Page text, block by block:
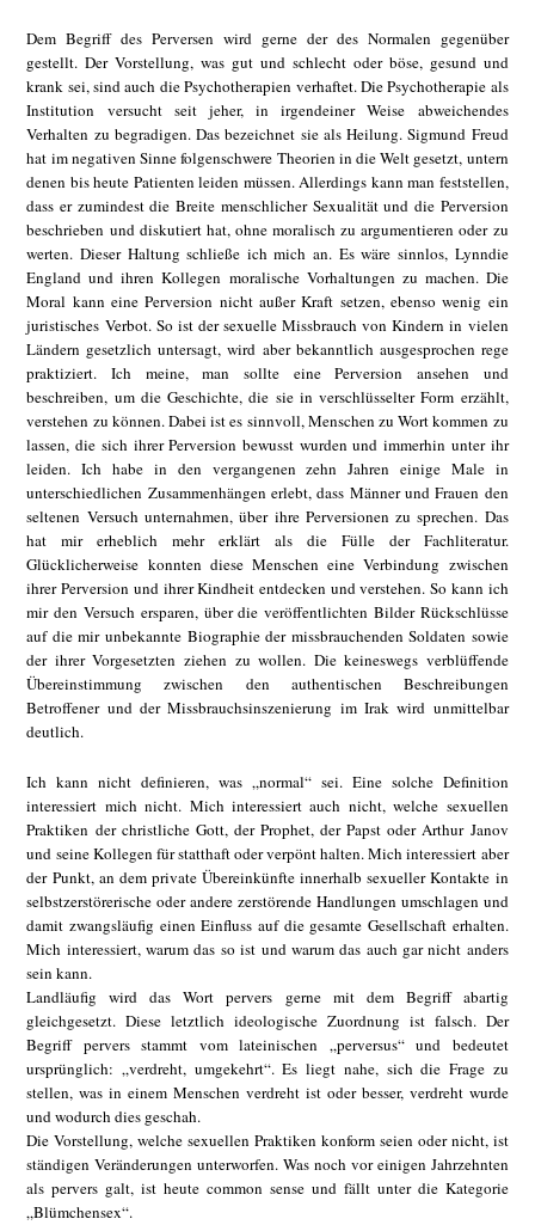
Dem Begriff des Perversen wird gerne der des Normalen gegenüber
gestellt. Der Vorstellung, was gut und schlecht oder böse, gesund und
krank sei, sind auch die Psychotherapien verhaftet. Die Psychotherapie als
Institution versucht seit jeher, in irgendeiner Weise abweichendes
Verhalten zu begradigen. Das bezeichnet sie als Heilung. Sigmund Freud
hat im negativen Sinne folgenschwere Theorien in die Welt gesetzt, untern
denen bis heute Patienten leiden müssen. Allerdings kann man feststellen,
dass er zumindest die Breite menschlicher Sexualität und die Perversion
beschrieben und diskutiert hat, ohne moralisch zu argumentieren oder zu
werten. Dieser Haltung schließe ich mich an. Es wäre sinnlos, Lynndie
England und ihren Kollegen moralische Vorhaltungen zu machen. Die
Moral kann eine Perversion nicht außer Kraft setzen, ebenso wenig ein
juristisches Verbot. So ist der sexuelle Missbrauch von Kindern in vielen
Ländern gesetzlich untersagt, wird aber bekanntlich ausgesprochen rege
praktiziert. Ich meine, man sollte eine Perversion ansehen und
beschreiben, um die Geschichte, die sie in verschlüsselter Form erzählt,
verstehen zu können. Dabei ist es sinnvoll, Menschen zu Wort kommen zu
lassen, die sich ihrer Perversion bewusst wurden und immerhin unter ihr
leiden. Ich habe in den vergangenen zehn Jahren einige Male in
unterschiedlichen Zusammenhängen erlebt, dass Männer und Frauen den
seltenen Versuch unternahmen, über ihre Perversionen zu sprechen. Das
hat mir erheblich mehr erklärt als die Fülle der Fachliteratur.
Glücklicherweise konnten diese Menschen eine Verbindung zwischen
ihrer Perversion und ihrer Kindheit entdecken und verstehen. So kann ich
mir den Versuch ersparen, über die veröffentlichten Bilder Rückschlüsse
auf die mir unbekannte Biographie der missbrauchenden Soldaten sowie
der ihrer Vorgesetzten ziehen zu wollen. Die keineswegs verblüffende
Übereinstimmung zwischen den authentischen Beschreibungen
Betroffener und der Missbrauchsinszenierung im Irak wird unmittelbar
deutlich.
Ich kann nicht definieren, was „normal“ sei. Eine solche Definition
interessiert mich nicht. Mich interessiert auch nicht, welche sexuellen
Praktiken der christliche Gott, der Prophet, der Papst oder Arthur Janov
und seine Kollegen für statthaft oder verpönt halten. Mich interessiert aber
der Punkt, an dem private Übereinkünfte innerhalb sexueller Kontakte in
selbstzerstörerische oder andere zerstörende Handlungen umschlagen und
damit zwangsläufig einen Einfluss auf die gesamte Gesellschaft erhalten.
Mich interessiert, warum das so ist und warum das auch gar nicht anders
sein kann.
Landläufig wird das Wort pervers gerne mit dem Begriff abartig
gleichgesetzt. Diese letztlich ideologische Zuordnung ist falsch. Der
Begriff pervers stammt vom lateinischen „perversus“ und bedeutet
ursprünglich: „verdreht, umgekehrt“. Es liegt nahe, sich die Frage zu
stellen, was in einem Menschen verdreht ist oder besser, verdreht wurde
und wodurch dies geschah.
Die Vorstellung, welche sexuellen Praktiken konform seien oder nicht, ist
ständigen Veränderungen unterworfen. Was noch vor einigen Jahrzehnten
als pervers galt, ist heute common sense und fällt unter die Kategorie
„Blümchensex“.